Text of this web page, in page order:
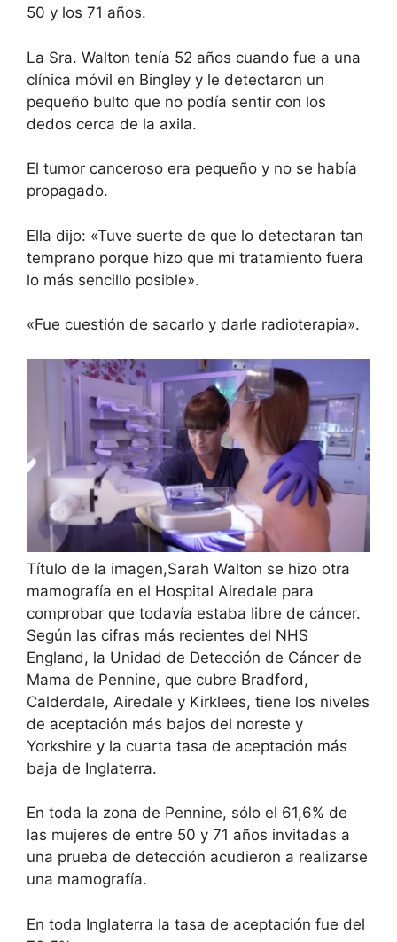
50 y los 71 años.
La Sra. Walton tenía 52 años cuando fue a una
clínica móvil en Bingley y le detectaron un
pequeño bulto que no podía sentir con los
dedos cerca de la axila.
El tumor canceroso era pequeño y no se había
propagado.
Ella dijo: «Tuve suerte de que lo detectaran tan
temprano porque hizo que mi tratamiento fuera
lo más sencillo posible».
«Fue cuestión de sacarlo y darle radioterapia».
Título de la imagen,Sarah Walton se hizo otra
mamografía en el Hospital Airedale para
comprobar que todavía estaba libre de cáncer.
Según las cifras más recientes del NHS
England, la Unidad de Detección de Cáncer de
Mama de Pennine, que cubre Bradford,
Calderdale, Airedale y Kirklees, tiene los niveles
de aceptación más bajos del noreste y
Yorkshire y la cuarta tasa de aceptación más
baja de Inglaterra.
En toda la zona de Pennine, sólo el 61,6% de
las mujeres de entre 50 y 71 años invitadas a
una prueba de detección acudieron a realizarse
una mamografía.
En toda Inglaterra la tasa de aceptación fue del